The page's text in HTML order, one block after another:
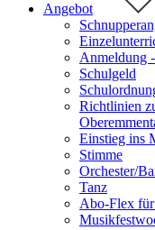
Angebot
Anmeldung
Schulgeld
Richtlinien
Einstieg ins
Stimme
Orchester/
Tanz
Abo-Flex für